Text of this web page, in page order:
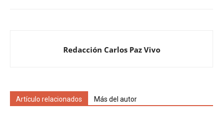
Redacción Carlos Paz Vivo
Artículo relacionados Más del autor